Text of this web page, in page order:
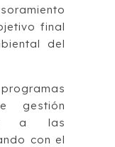
final
del
gestión
a las
con el